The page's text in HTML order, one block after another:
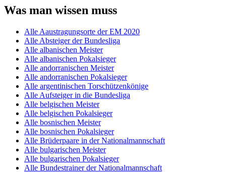
Was man wissen muss
Alle Aaustragungsorte der EM 2020
Alle Absteiger der Bundesliga
Alle albanischen Meister
Alle albanischen Pokalsieger
Alle andorranischen Meister
Alle andorranischen Pokalsieger
Alle argentinischen Torschützenkönige
Alle Aufsteiger in die Bundesliga
Alle belgischen Meister
Alle belgischen Pokalsieger
Alle bosnischen Meister
Alle bosnischen Pokalsieger
Alle Brüderpaare in der Nationalmannschaft
Alle bulgarischen Meister
Alle bulgarischen Pokalsieger
Alle Bundestrainer der Nationalmannschaft